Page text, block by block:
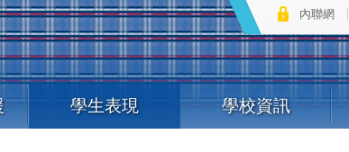
內聯網
學生表現 學校資訊